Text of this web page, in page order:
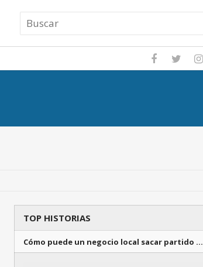
TOP HISTORIAS
Cómo puede un negocio local sacar partido …